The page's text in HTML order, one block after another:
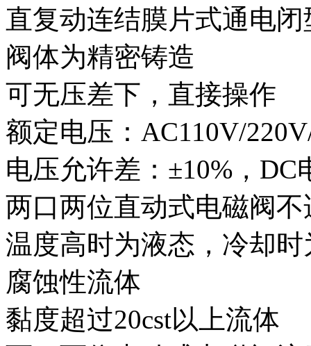
直复动连结膜片式通电闭
阀体为精密铸造
可无压差下，直接操作
额定电压：AC110V/
电压允许差：±10%，DC
两口两位直动式电磁阀
温度高时为液态，冷却时
腐蚀性流体
黏度超过20cst以上流体